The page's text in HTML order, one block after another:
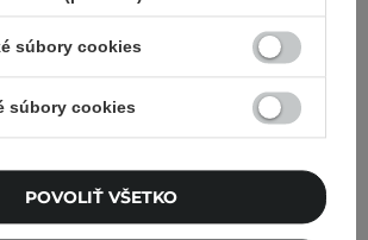
súbory cookies
súbory cookies
POVOLIŤ VŠETKO